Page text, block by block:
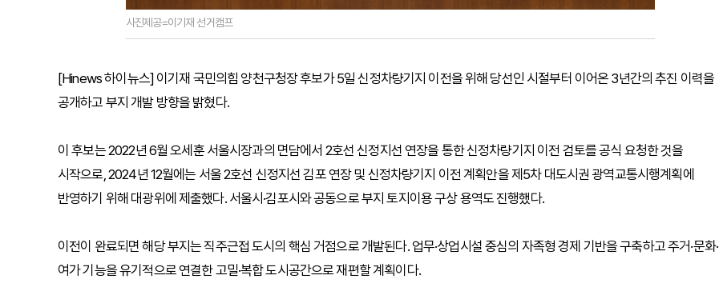
사진제공=이기재 선거캠프
[Hinews 하이뉴스] 이기재 국민의힘 양천구청장 후보가 5일 신정차량기지 이전을 위해 당선인 시절부터 이어온 3년간의 추진 이력을
공개하고 부지 개발 방향을 밝혔다.
이 후보는 2022년 6월 오세훈 서울시장과의 면담에서 2호선 신정지선 연장을 통한 신정차량기지 이전 검토를 공식 요청한 것을
시작으로, 2024년 12월에는 서울 2호선 신정지선 김포 연장 및 신정차량기지 이전 계획안을 제5차 대도시권 광역교통시행계획에
반영하기 위해 대광위에 제출했다. 서울시·김포시와 공동으로 부지 토지이용 구상 용역도 진행했다.
이전이 완료되면 해당 부지는 직주근접 도시의 핵심 거점으로 개발된다. 업무·상업시설 중심의 자족형 경제 기반을 구축하고 주거·문화·
여가 기능을 유기적으로 연결한 고밀·복합 도시공간으로 재편할 계획이다.